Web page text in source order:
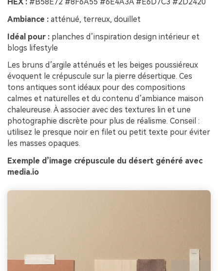
Ambiance : atténué, terreux, douillet
Idéal pour : planches d’inspiration design intérieur et
blogs lifestyle
Les bruns d’argile atténués et les beiges poussiéreux
évoquent le crépuscule sur la pierre désertique. Ces
tons antiques sont idéaux pour des compositions
calmes et naturelles et du contenu d’ambiance maison
chaleureuse. À associer avec des textures lin et une
photographie discrète pour plus de réalisme. Conseil :
utilisez le presque noir en filet ou petit texte pour éviter
les masses opaques.
Exemple d’image crépuscule du désert généré avec
media.io